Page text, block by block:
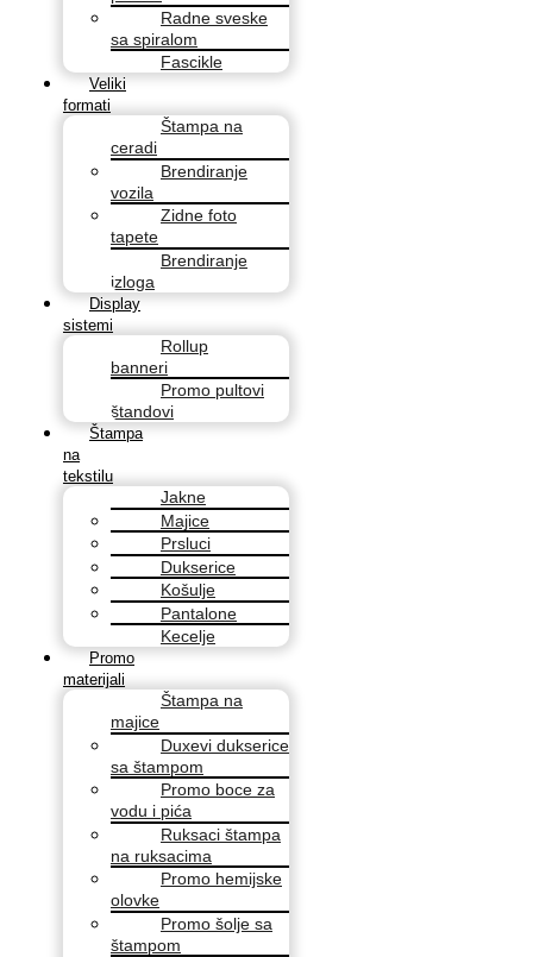
Radne sveske
sa spiralom
Fascikle
Veliki
formati
Štampa na
ceradi
Brendiranje
vozila
Zidne foto
tapete
Brendiranje
izloga
Display
sistemi
Rollup
banneri
Promo pultovi
štandovi
Štampa
na
tekstilu
Jakne
Majice
Prsluci
Dukserice
Košulje
Pantalone
Kecelje
Promo
materijali
Štampa na
majice
Duxevi dukserice
sa štampom
Promo boce za
vodu i pića
Ruksaci štampa
na ruksacima
Promo hemijske
olovke
Promo šolje sa
štampom